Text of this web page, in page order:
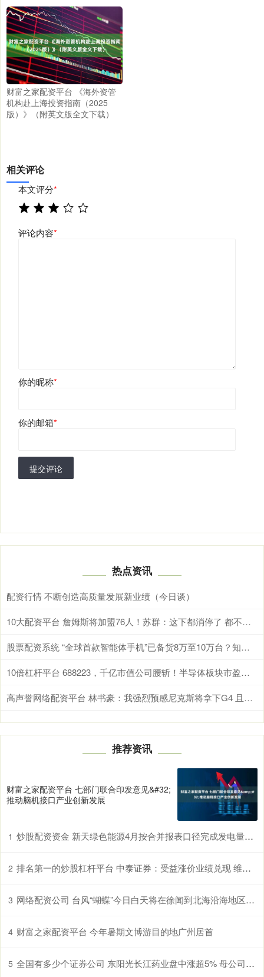
财富之家配资平台 《海外资管
机构赴上海投资指南（2025
版）》（附英文版全文下载）
相关评论
本文评分*
评论内容*
你的昵称*
你的邮箱*
提交评论
热点资讯
配资行情 不断创造高质量发展新业绩（今日谈）
10大配资平台 詹姆斯将加盟76人！苏群：这下都消停了 都不用手滑了
股票配资系统 “全球首款智能体手机”已备货8万至10万台？知情人士：仅展示非开售 无备货数万台之说
10倍杠杆平台 688223，千亿市值公司腰斩！半导体板块市盈率突破210倍，18股晋升十倍股（附名单）
高声誉网络配资平台 林书豪：我强烈预感尼克斯将拿下G4 且不会拖到最后一刻才决胜负
推荐资讯
财富之家配资平台 七部门联合印发意见&#32;
推动脑机接口产业创新发展
1 炒股配资资金 新天绿色能源4月按合并报表口径完成发电量147.78万兆瓦时 同比增加16.91%
2 排名第一的炒股杠杆平台 中泰证券：受益涨价业绩兑现 维生素板块结构性行情仍可期待
3 网络配资公司 台风“蝴蝶”今日白天将在徐闻到北海沿海地区登陆 今明广州有大雨到暴雨局部大暴雨
4 财富之家配资平台 今年暑期文博游目的地广州居首
5 全国有多少个证券公司 东阳光长江药业盘中涨超5% 母公司私有化建议前提条件已达成两项